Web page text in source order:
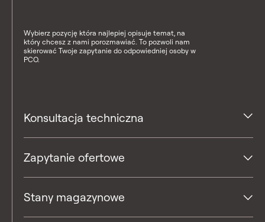
Wybierz pozycję która najlepiej opisuje temat, na
który chcesz z nami porozmawiać. To pozwoli nam
skierować Twoje zapytanie do odpowiedniej osoby w
PCO.
Konsultacja techniczna
Zapytanie ofertowe
Stany magazynowe